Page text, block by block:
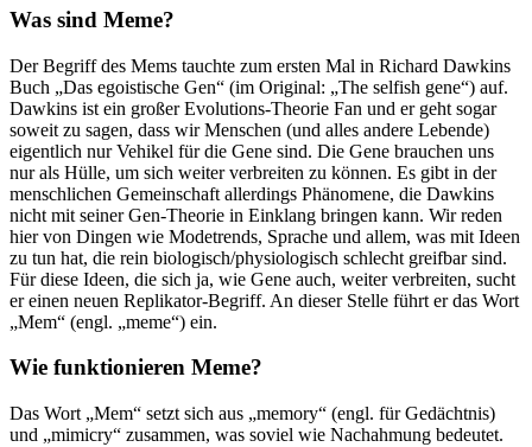
Was sind Meme?
Der Begriff des Mems tauchte zum ersten Mal in Richard Dawkins
Buch „Das egoistische Gen“ (im Original: „The selfish gene“) auf.
Dawkins ist ein großer Evolutions-Theorie Fan und er geht sogar
soweit zu sagen, dass wir Menschen (und alles andere Lebende)
eigentlich nur Vehikel für die Gene sind. Die Gene brauchen uns
nur als Hülle, um sich weiter verbreiten zu können. Es gibt in der
menschlichen Gemeinschaft allerdings Phänomene, die Dawkins
nicht mit seiner Gen-Theorie in Einklang bringen kann. Wir reden
hier von Dingen wie Modetrends, Sprache und allem, was mit Ideen
zu tun hat, die rein biologisch/physiologisch schlecht greifbar sind.
Für diese Ideen, die sich ja, wie Gene auch, weiter verbreiten, sucht
er einen neuen Replikator-Begriff. An dieser Stelle führt er das Wort
„Mem“ (engl. „meme“) ein.
Wie funktionieren Meme?
Das Wort „Mem“ setzt sich aus „memory“ (engl. für Gedächtnis)
und „mimicry“ zusammen, was soviel wie Nachahmung bedeutet.